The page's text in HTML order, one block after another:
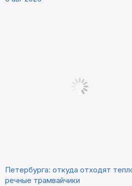
Петербурга: откуда отходят
речные трамвайчики